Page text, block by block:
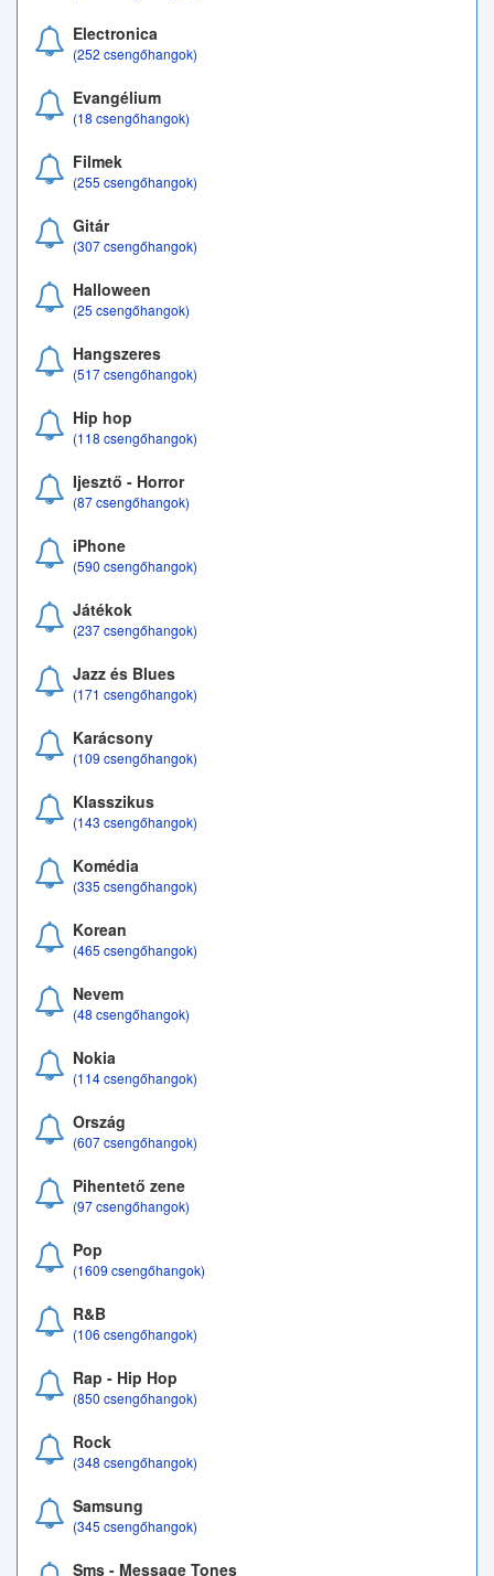
Electronica
(252 csengőhangok)
Evangélium
(18 csengőhangok)
Filmek
(255 csengőhangok)
Gitár
(307 csengőhangok)
Halloween
(25 csengőhangok)
Hangszeres
(517 csengőhangok)
Hip hop
(118 csengőhangok)
Ijesztő - Horror
(87 csengőhangok)
iPhone
(590 csengőhangok)
Játékok
(237 csengőhangok)
Jazz és Blues
(171 csengőhangok)
Karácsony
(109 csengőhangok)
Klasszikus
(143 csengőhangok)
Komédia
(335 csengőhangok)
Korean
(465 csengőhangok)
Nevem
(48 csengőhangok)
Nokia
(114 csengőhangok)
Ország
(607 csengőhangok)
Pihentető zene
(97 csengőhangok)
Pop
(1609 csengőhangok)
R&B
(106 csengőhangok)
Rap - Hip Hop
(850 csengőhangok)
Rock
(348 csengőhangok)
Samsung
(345 csengőhangok)
Sms - Message Tones